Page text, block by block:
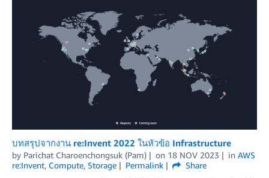
บทสรุปจากงาน re:Invent 2022 ในหัวข้อ Infrastructure
by Parichat Charoenchongsuk (Pam) on 18 NOV 2023 in AWS
re:Invent, Compute, Storage Permalink
Share